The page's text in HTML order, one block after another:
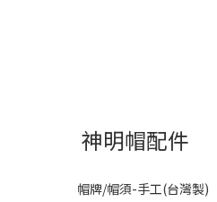
神明帽配件